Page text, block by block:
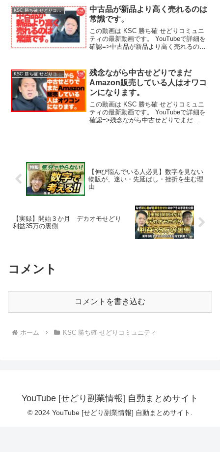
KSC 勝ち確 せどりコミュニティ
中古品が新品より高く売れるのは
常識です。
この動画は KSC 勝ち確 せどりコミュニ
ティの最新動画です。 YouTubeで詳細を
確認=>中古品が新品より高く売れるのは
KSC 勝ち確 せどりコミュニティ
残念ながら中古せどりでまだ
Amazon販売している人はオワコ
ンになります。
この動画は KSC 勝ち確 せどりコミュニ
ティの最新動画です。 YouTubeで詳細を
確認=>残念ながら中古せどりでまだ
【伸び悩んでいる人必見】数字を見ない
物販が、迷い・先延ばし・挫折を生む理
由
【実録】開始３か月 デカオモせどり
利益35万の裏側
コメント
コメントを書き込む
ホーム KSC 勝ち確 せどりコミュニティ
YouTube [せどり副業情報] 自動まとめサイト
© 2024 YouTube [せどり副業情報] 自動まとめサイト.